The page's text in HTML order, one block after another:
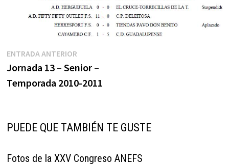
Navegación
de
entradas
ENTRADA ANTERIOREntrada
anterior:
Jornada 13 – Senior –
Temporada 2010-2011
PUEDE QUE TAMBIÉN TE GUSTE
Fotos de la XXV Congreso ANEFS